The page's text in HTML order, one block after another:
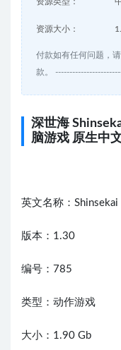
资源大小：
付款如有任何问题，
款。
深世海
脑游戏 原生中
英文名称：
版本：1.30
编号：785
类型：动作游戏
大小：1.90 Gb